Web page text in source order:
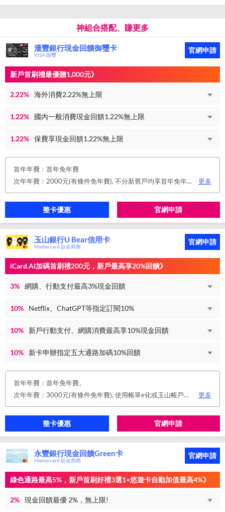
神組合搭配、賺更多
滙豐銀行現金回饋御璽卡
VISA 御璽
官網申請
新戶首刷禮最優贈1,000元》
2.22% 海外消費2.22%無上限
1.22% 國內一般消費現金回饋1.22%無上限
1.22% 保費享現金回饋1.22%無上限
首年年費：首年免年費
次年年費：2000元(有條件免年費), 不分新舊戶均享首年免年費，第二年起符合以下條件享年費優惠辦法： 1.使用非紙本帳單(電子帳單或行動帳單)終身免年費。 2.前一年消費滿8 萬或 12 次享次年免年費。
更多
整卡優惠 官網申請
玉山銀行U Bear信用卡
Mastercard 鈦金商務
官網申請
iCard.AI加碼首刷禮200元，新戶最高享20%回饋》
3% 網購、行動支付最高3%現金回饋
10% Netflix、ChatGPT等指定訂閱10%
10% 新戶行動支付、網購消費最高享10%現金回饋
10% 新卡申辦指定五大通路加碼10%回饋
首年年費：首年免年費。
次年年費：3000元(有條件免年費), 使用帳單e化或玉山帳戶自動扣繳信用卡款或任消費一筆享免年費優惠。
更多
整卡優惠 官網申請
永豐銀行現金回饋Green卡
Mastercard 鈦金商務
官網申請
綠色通路最高5%，新戶首刷好禮3選1+悠遊卡自動加值最高4%》
2% 現金回饋最優 2%，無上限!